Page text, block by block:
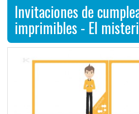
Invitaciones de
imprimibles - El